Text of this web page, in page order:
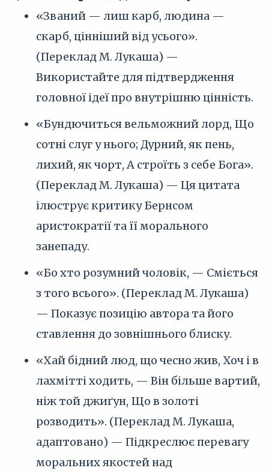
«Званий — лиш карб, людина —
скарб, цінніший від усього».
(Переклад М. Лукаша) —
Використайте для підтвердження
головної ідеї про внутрішню цінність.
«Бундючиться вельможний лорд, Що
сотні слуг у нього; Дурний, як пень,
лихий, як чорт, А строїть з себе Бога».
(Переклад М. Лукаша) — Ця цитата
ілюструє критику Бернсом
аристократії та її морального
занепаду.
«Бо хто розумний чоловік, — Сміється
з того всього». (Переклад М. Лукаша)
— Показує позицію автора та його
ставлення до зовнішнього блиску.
«Хай бідний люд, що чесно жив, Хоч і в
лахмітті ходить, — Він більше вартий,
ніж той джиґун, Що в золоті
розводить». (Переклад М. Лукаша,
адаптовано) — Підкреслює перевагу
моральних якостей над